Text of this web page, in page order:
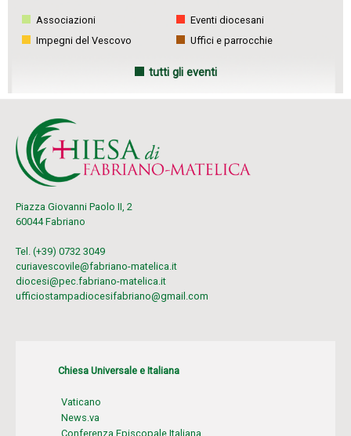
Associazioni
Eventi diocesani
Impegni del Vescovo
Uffici e parrocchie
tutti gli eventi
Piazza Giovanni Paolo II, 2
60044 Fabriano
Tel. (+39) 0732 3049
curiavescovile@fabriano-matelica.it
diocesi@pec.fabriano-matelica.it
ufficiostampadiocesifabriano@gmail.com
Chiesa Universale e Italiana
Vaticano
News.va
Conferenza Episcopale Italiana